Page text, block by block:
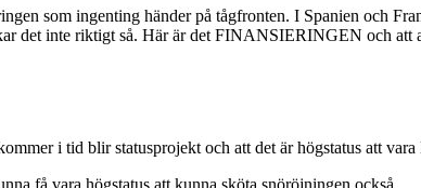
som ingenting händer på tågfronten. I Spanien och
det inte riktigt så. Här är det FINANSIERINGEN och
i tid blir statusprojekt och att det är högstatus att vara
få vara högstatus att kunna sköta snöröjningen också.